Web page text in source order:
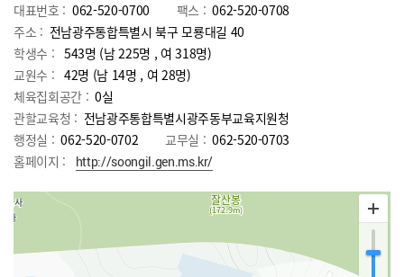
대표번호 : 062-520-0700 팩스 : 062-520-0708
주소 : 전남광주통합특별시 북구 모룡대길 40
학생수 : 543명 (남 225명 , 여 318명)
교원수 : 42명 (남 14명 , 여 28명)
체육집회공간 : 0실
관할교육청 : 전남광주통합특별시광주동부교육지원청
행정실 : 062-520-0702 교무실 : 062-520-0703
홈페이지 :
http://soongil.gen.ms.kr/